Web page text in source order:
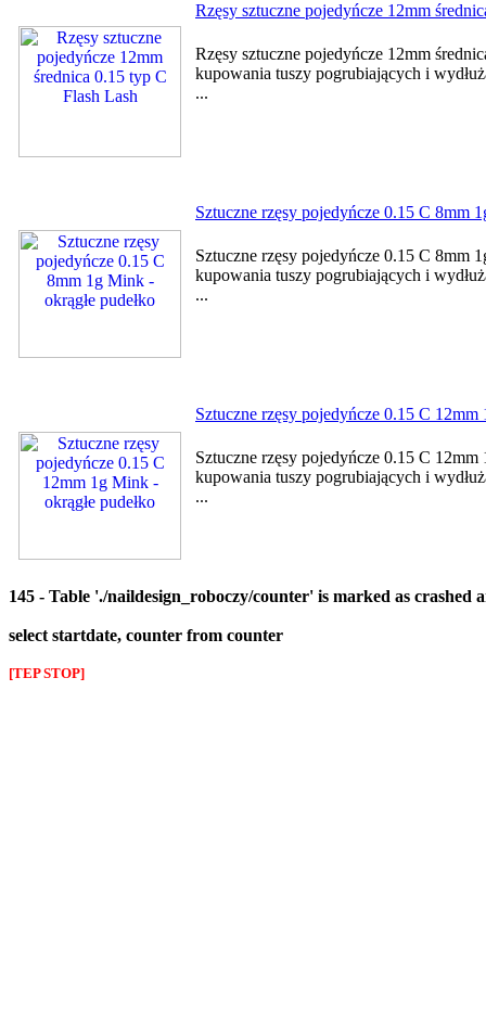
Rzęsy sztuczne pojedyńcze 12mm
Rzęsy sztuczne pojedyńcze 12mm
kupowania tuszy pogrubiających i
...
Sztuczne rzęsy pojedyńcze 0.15 C 8mm
Sztuczne rzęsy pojedyńcze 0.15 C 8mm
kupowania tuszy pogrubiających i
...
Sztuczne rzęsy pojedyńcze 0.15 C 12mm
Sztuczne rzęsy pojedyńcze 0.15 C 12mm
kupowania tuszy pogrubiających i
...
145 - Table './naildesign_roboczy/counter' is marked as crashed
select startdate, counter from counter
[TEP STOP]